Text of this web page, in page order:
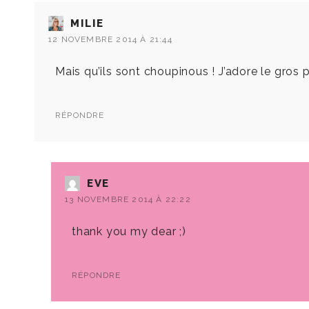
MILIE
12 NOVEMBRE 2014 À 21:44
Mais qu’ils sont choupinous ! J’adore le gros
RÉPONDRE
EVE
13 NOVEMBRE 2014 À 22:22
thank you my dear ;)
RÉPONDRE